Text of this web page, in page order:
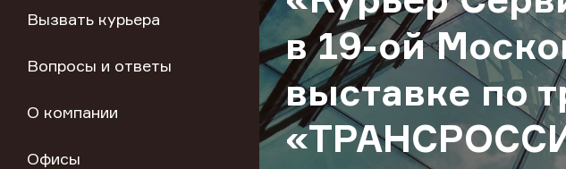
Вызвать курьера
Вопросы и ответы
О компании
Офисы
в 19-ой
выставке по